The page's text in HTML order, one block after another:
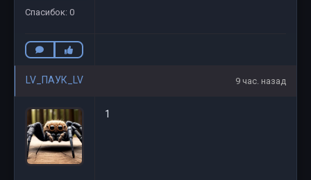
Спасибок: 0
LV_ПАУК_LV 9 час. назад
1